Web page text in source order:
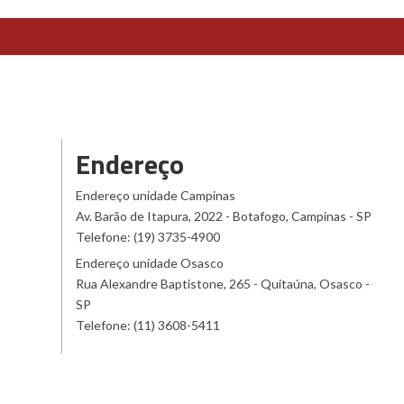
Endereço
Endereço unidade Campinas
Av. Barão de Itapura, 2022 - Botafogo, Campinas - SP
Telefone: (19) 3735-4900
Endereço unidade Osasco
Rua Alexandre Baptistone, 265 - Quitaúna, Osasco -
SP
Telefone: (11) 3608-5411